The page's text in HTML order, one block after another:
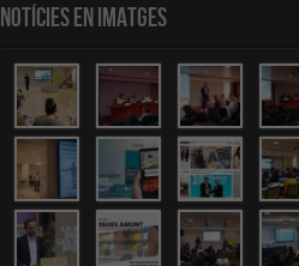
Notícies en Imatges